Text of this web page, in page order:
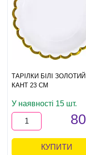
ТАРІЛКИ БІЛІ ЗОЛОТИЙ
КАНТ 23 СМ
У наявності 15 шт.
80
КУПИТИ